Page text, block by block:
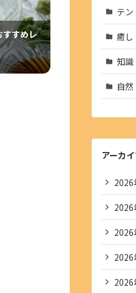
すすめレ
テン
癒し
知
自
アーカ
2026
2026
2026
2026
2026